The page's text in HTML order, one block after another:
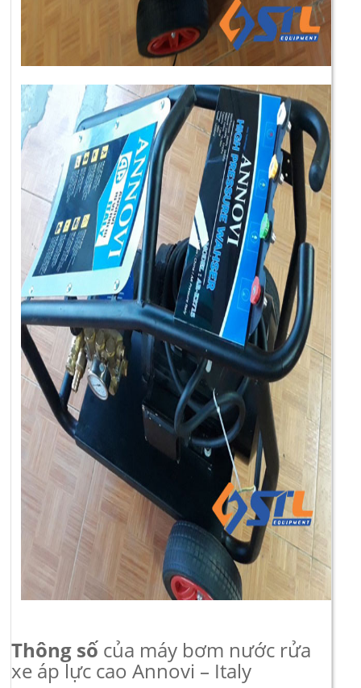
Thông số của máy bơm nước rửa
xe áp lực cao Annovi – Italy